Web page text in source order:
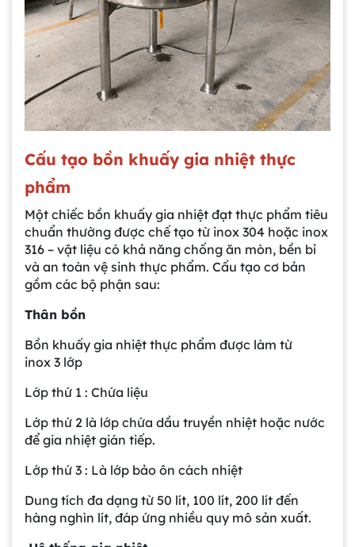
Cấu tạo bồn khuấy gia nhiệt thực
phẩm
Một chiếc bồn khuấy gia nhiệt đạt thực phẩm tiêu
chuẩn thường được chế tạo từ inox 304 hoặc inox
316 – vật liệu có khả năng chống ăn mòn, bền bỉ
và an toàn vệ sinh thực phẩm. Cấu tạo cơ bản
gồm các bộ phận sau:
Thân bồn
Bồn khuấy gia nhiệt thực phẩm được làm từ
inox 3 lớp
Lớp thứ 1 : Chứa liệu
Lớp thứ 2 là lớp chứa dầu truyền nhiệt hoặc nước
để gia nhiệt gián tiếp.
Lớp thứ 3 : Là lớp bảo ôn cách nhiệt
Dung tích đa dạng từ 50 lít, 100 lít, 200 lít đến
hàng nghìn lít, đáp ứng nhiều quy mô sản xuất.